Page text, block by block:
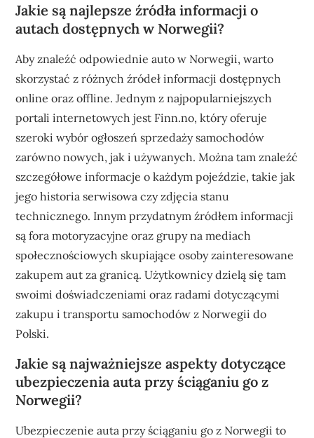
Jakie są najlepsze źródła informacji o
autach dostępnych w Norwegii?
Aby znaleźć odpowiednie auto w Norwegii, warto
skorzystać z różnych źródeł informacji dostępnych
online oraz offline. Jednym z najpopularniejszych
portali internetowych jest Finn.no, który oferuje
szeroki wybór ogłoszeń sprzedaży samochodów
zarówno nowych, jak i używanych. Można tam znaleźć
szczegółowe informacje o każdym pojeździe, takie jak
jego historia serwisowa czy zdjęcia stanu
technicznego. Innym przydatnym źródłem informacji
są fora motoryzacyjne oraz grupy na mediach
społecznościowych skupiające osoby zainteresowane
zakupem aut za granicą. Użytkownicy dzielą się tam
swoimi doświadczeniami oraz radami dotyczącymi
zakupu i transportu samochodów z Norwegii do
Polski.
Jakie są najważniejsze aspekty dotyczące
ubezpieczenia auta przy ściąganiu go z
Norwegii?
Ubezpieczenie auta przy ściąganiu go z Norwegii to